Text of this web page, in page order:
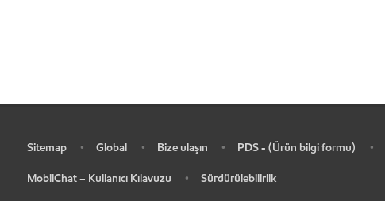
Sitemap • Global • Bize ulaşın • PDS - (Ürün bilgi formu) •
MobilChat – Kullanıcı Kılavuzu • Sürdürülebilirlik